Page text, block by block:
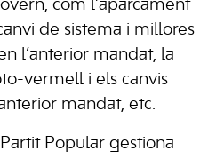
com l’aparcament
de sistema i millores
l’anterior mandat, la
vermell i els canvis
mandat, etc.
Popular gestiona